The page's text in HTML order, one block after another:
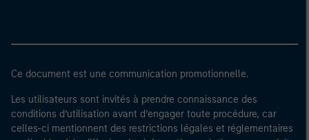
Ce document est une communication promotionnelle.
Les utilisateurs sont invités à prendre connaissance des
conditions d’utilisation avant d’engager toute procédure, car
celles-ci mentionnent des restrictions légales et réglementaires